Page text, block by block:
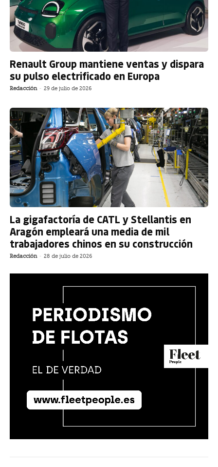
Renault Group mantiene ventas y dispara
su pulso electrificado en Europa
Redacción - 29 de julio de 2026
La gigafactoría de CATL y Stellantis en
Aragón empleará una media de mil
trabajadores chinos en su construcción
Redacción - 28 de julio de 2026